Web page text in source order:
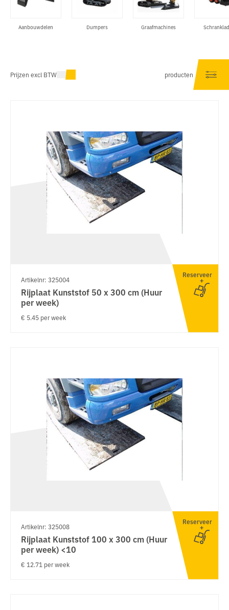
Aanbouwdelen Dumpers Graafmachines
producten
Prijzen excl BTW
Artikelnr: 325004
Rijplaat Kunststof 50 x 300 cm (Huur
per week)
€ 5.45 per week
Reserveer
Artikelnr: 325008
Rijplaat Kunststof 100 x 300 cm (Huur
per week) <10
€ 12.71 per week
Reserveer